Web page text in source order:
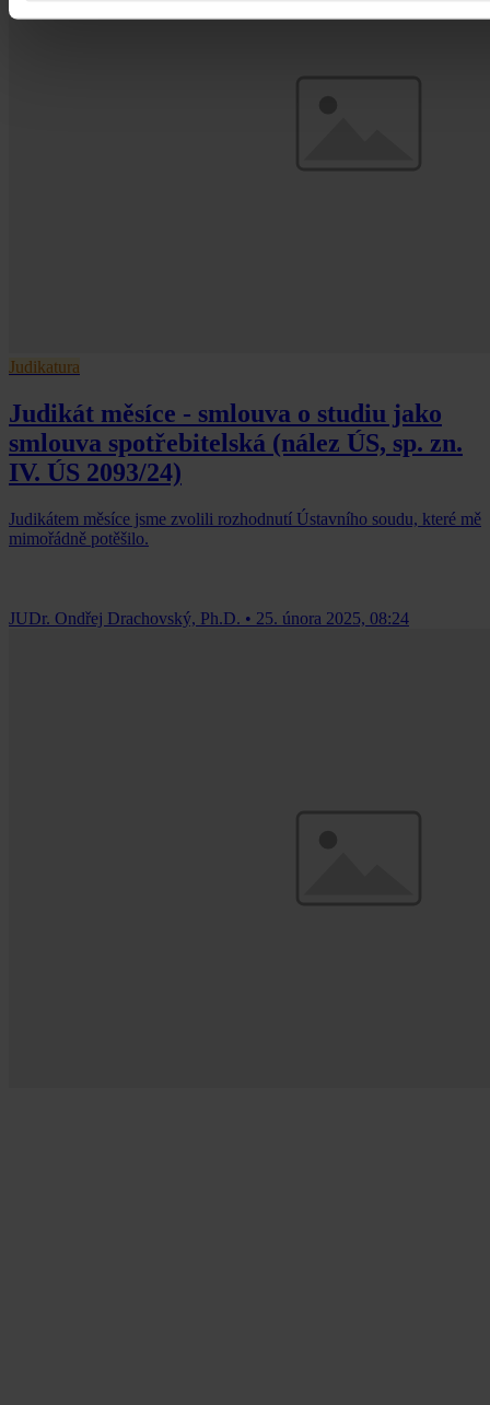
Judikatura
Judikát měsíce - smlouva o studiu jako
smlouva spotřebitelská (nález ÚS, sp. zn.
IV. ÚS 2093/24)
Judikátem měsíce jsme zvolili rozhodnutí Ústavního soudu, které mě
mimořádně potěšilo.
JUDr. Ondřej Drachovský, Ph.D. • 25. února 2025, 08:24